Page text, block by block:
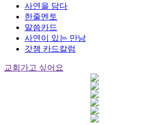
사연을 담다
한줄멘토
말씀카드
사연이 있는 만남
갓잼 카드칼럼
교회가고 싶어요